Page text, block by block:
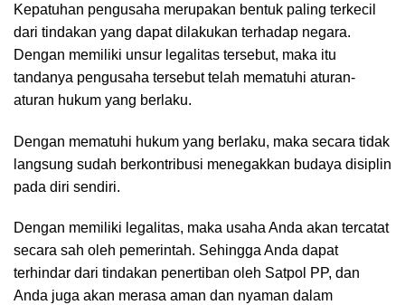
Kepatuhan pengusaha merupakan bentuk paling terkecil
dari tindakan yang dapat dilakukan terhadap negara.
Dengan memiliki unsur legalitas tersebut, maka itu
tandanya pengusaha tersebut telah mematuhi aturan-
aturan hukum yang berlaku.
Dengan mematuhi hukum yang berlaku, maka secara tidak
langsung sudah berkontribusi menegakkan budaya disiplin
pada diri sendiri.
Dengan memiliki legalitas, maka usaha Anda akan tercatat
secara sah oleh pemerintah. Sehingga Anda dapat
terhindar dari tindakan penertiban oleh Satpol PP, dan
Anda juga akan merasa aman dan nyaman dalam